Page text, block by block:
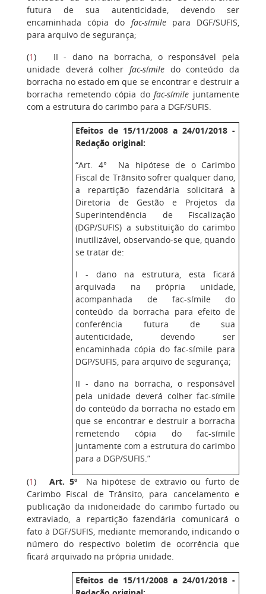
futura de sua autenticidade, devendo ser
encaminhada cópia do fac-símilepara DGF/SUFIS,
para arquivo de segurança;
(1) II - dano na borracha, o responsável pela
unidade deverá colher fac-símile do conteúdo da
borracha no estado em que se encontrar e destruir a
borracha remetendo cópia dofac-símile juntamente
com a estrutura do carimbo para a DGF/SUFIS.
Efeitos de 15/11/2008 a 24/01/2018 -
Redação original:
“Art. 4° Na hipótese de o Carimbo
Fiscal de Trânsito sofrer qualquer dano,
a repartição fazendária solicitará à
Diretoria de Gestão e Projetos da
Superintendência de Fiscalização
(DGP/SUFIS) a substituição do carimbo
inutilizável, observando-se que, quando
se tratar de:
I - dano na estrutura, esta ficará
arquivada na própria unidade,
acompanhada de fac-símile do
conteúdo da borracha para efeito de
conferência futura de sua
autenticidade, devendo ser
encaminhada cópia do fac-símile para
DGP/SUFIS, para arquivo de segurança;
II - dano na borracha, o responsável
pela unidade deverá colher fac-símile
do conteúdo da borracha no estado em
que se encontrar e destruir a borracha
remetendo cópia do fac-símile
juntamente com a estrutura do carimbo
para a DGP/SUFIS.”
(1)Art. 5ºNa hipótese de extravio ou furto de
Carimbo Fiscal de Trânsito, para cancelamento e
publicação da inidoneidade do carimbo furtado ou
extraviado, a repartição fazendária comunicará o
fato à DGF/SUFIS, mediante memorando, indicando o
número do respectivo boletim de ocorrência que
ficará arquivado na própria unidade.
Efeitos de 15/11/2008 a 24/01/2018 -